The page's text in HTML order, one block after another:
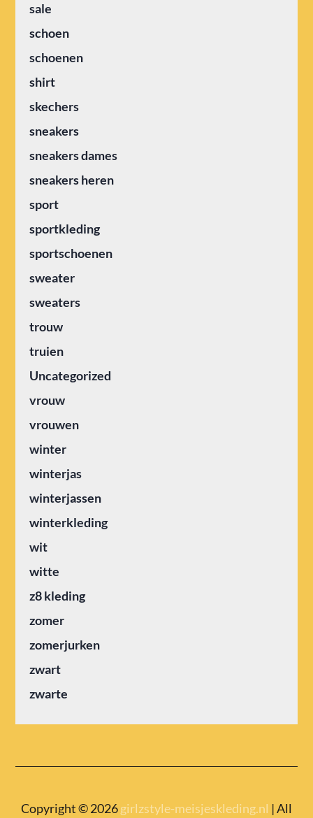
sale
schoen
schoenen
shirt
skechers
sneakers
sneakers dames
sneakers heren
sport
sportkleding
sportschoenen
sweater
sweaters
trouw
truien
Uncategorized
vrouw
vrouwen
winter
winterjas
winterjassen
winterkleding
wit
witte
z8 kleding
zomer
zomerjurken
zwart
zwarte
Copyright © 2026girlzstyle-meisjeskleding.nl | All